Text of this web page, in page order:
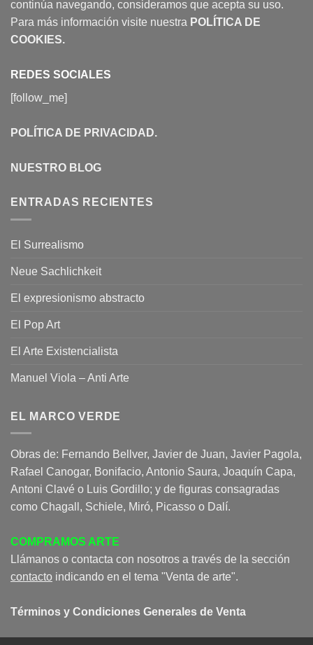
continúa navegando, consideramos que acepta su uso.
Para más información visite nuestra POLÍTICA DE
COOKIES.
REDES SOCIALES
[follow_me]
POLÍTICA DE PRIVACIDAD.
NUESTRO BLOG
ENTRADAS RECIENTES
El Surrealismo
Neue Sachlichkeit
El expresionismo abstracto
El Pop Art
El Arte Existencialista
Manuel Viola – Anti Arte
EL MARCO VERDE
Obras de: Fernando Bellver, Javier de Juan, Javier Pagola,
Rafael Canogar, Bonifacio, Antonio Saura, Joaquín Capa,
Antoni Clavé o Luis Gordillo; y de figuras consagradas
como Chagall, Schiele, Miró, Picasso o Dalí.
COMPRAMOS ARTE
Llámanos o contacta con nosotros a través de la sección
contacto indicando en el tema "Venta de arte".
Términos y Condiciones Generales de Venta